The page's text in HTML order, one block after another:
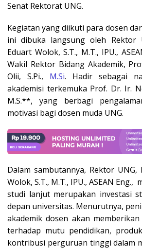
Senat Rektorat UNG.
Kegiatan yang diikuti para dosen
ini dibuka langsung oleh Rektor
Eduart Wolok, S.T., M.T., IPU.,
Wakil Rektor Bidang Akademik,
Olii, S.Pi., M.Si. Hadir sebagai
akademisi terkemuka Prof. Dr. Ir.
M.S.**, yang berbagi
motivasi bagi dosen muda UNG.
Dalam sambutannya, Rektor
Wolok, S.T., M.T., IPU., ASEAN Eng.,
studi lanjut merupakan investasi
depan universitas. Menurutnya,
akademik dosen akan
terhadap mutu pendidikan,
kontribusi perguruan tinggi dalam